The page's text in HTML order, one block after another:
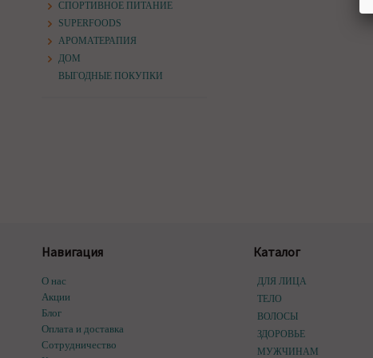
СПОРТИВНОЕ ПИТАНИЕ
SUPERFOODS
АРОМАТЕРАПИЯ
ДОМ
ВЫГОДНЫЕ ПОКУПКИ
Навигация
О нас
Акции
Блог
Оплата и доставка
Сотрудничество
Каталог
ДЛЯ ЛИЦА
ТЕЛО
ВОЛОСЫ
ЗДОРОВЬЕ
МУЖЧИНАМ